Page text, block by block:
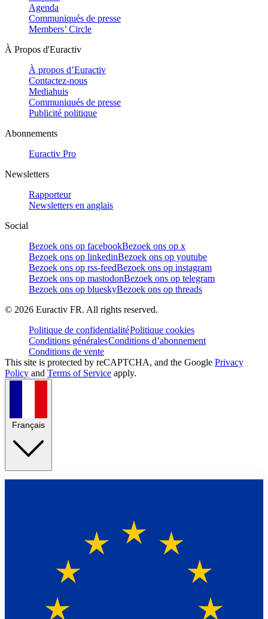
Agenda
Communiqués de presse
Members’ Circle
À Propos d'Euractiv
À propos d’Euractiv
Contactez-nous
Mediahuis
Communiqués de presse
Publicité politique
Abonnements
Euractiv Pro
Newsletters
Rapporteur
Newsletters en anglais
Social
Bezoek ons op facebookBezoek ons op x
Bezoek ons op linkedinBezoek ons op youtube
Bezoek ons op rss-feedBezoek ons op instagram
Bezoek ons op mastodonBezoek ons op telegram
Bezoek ons op blueskyBezoek ons op threads
© 2026 Euractiv FR. All rights reserved.
Politique de confidentialitéPolitique cookies
Conditions généralesConditions d’abonnement
Conditions de vente
This site is protected by reCAPTCHA, and the Google Privacy
Policy and Terms of Service apply.
Français